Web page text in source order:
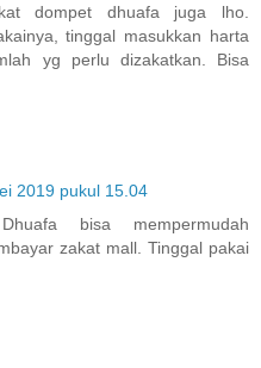
dompet dhuafa juga lho.
tinggal masukkan harta
yg perlu dizakatkan. Bisa
2019 pukul 15.04
bisa mempermudah
zakat mall. Tinggal pakai